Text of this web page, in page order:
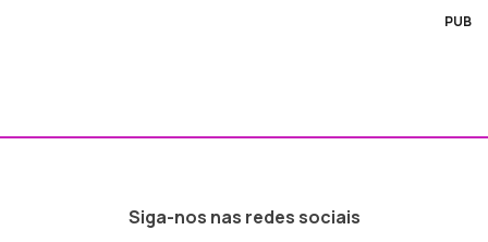
PUB
Siga-nos nas redes sociais